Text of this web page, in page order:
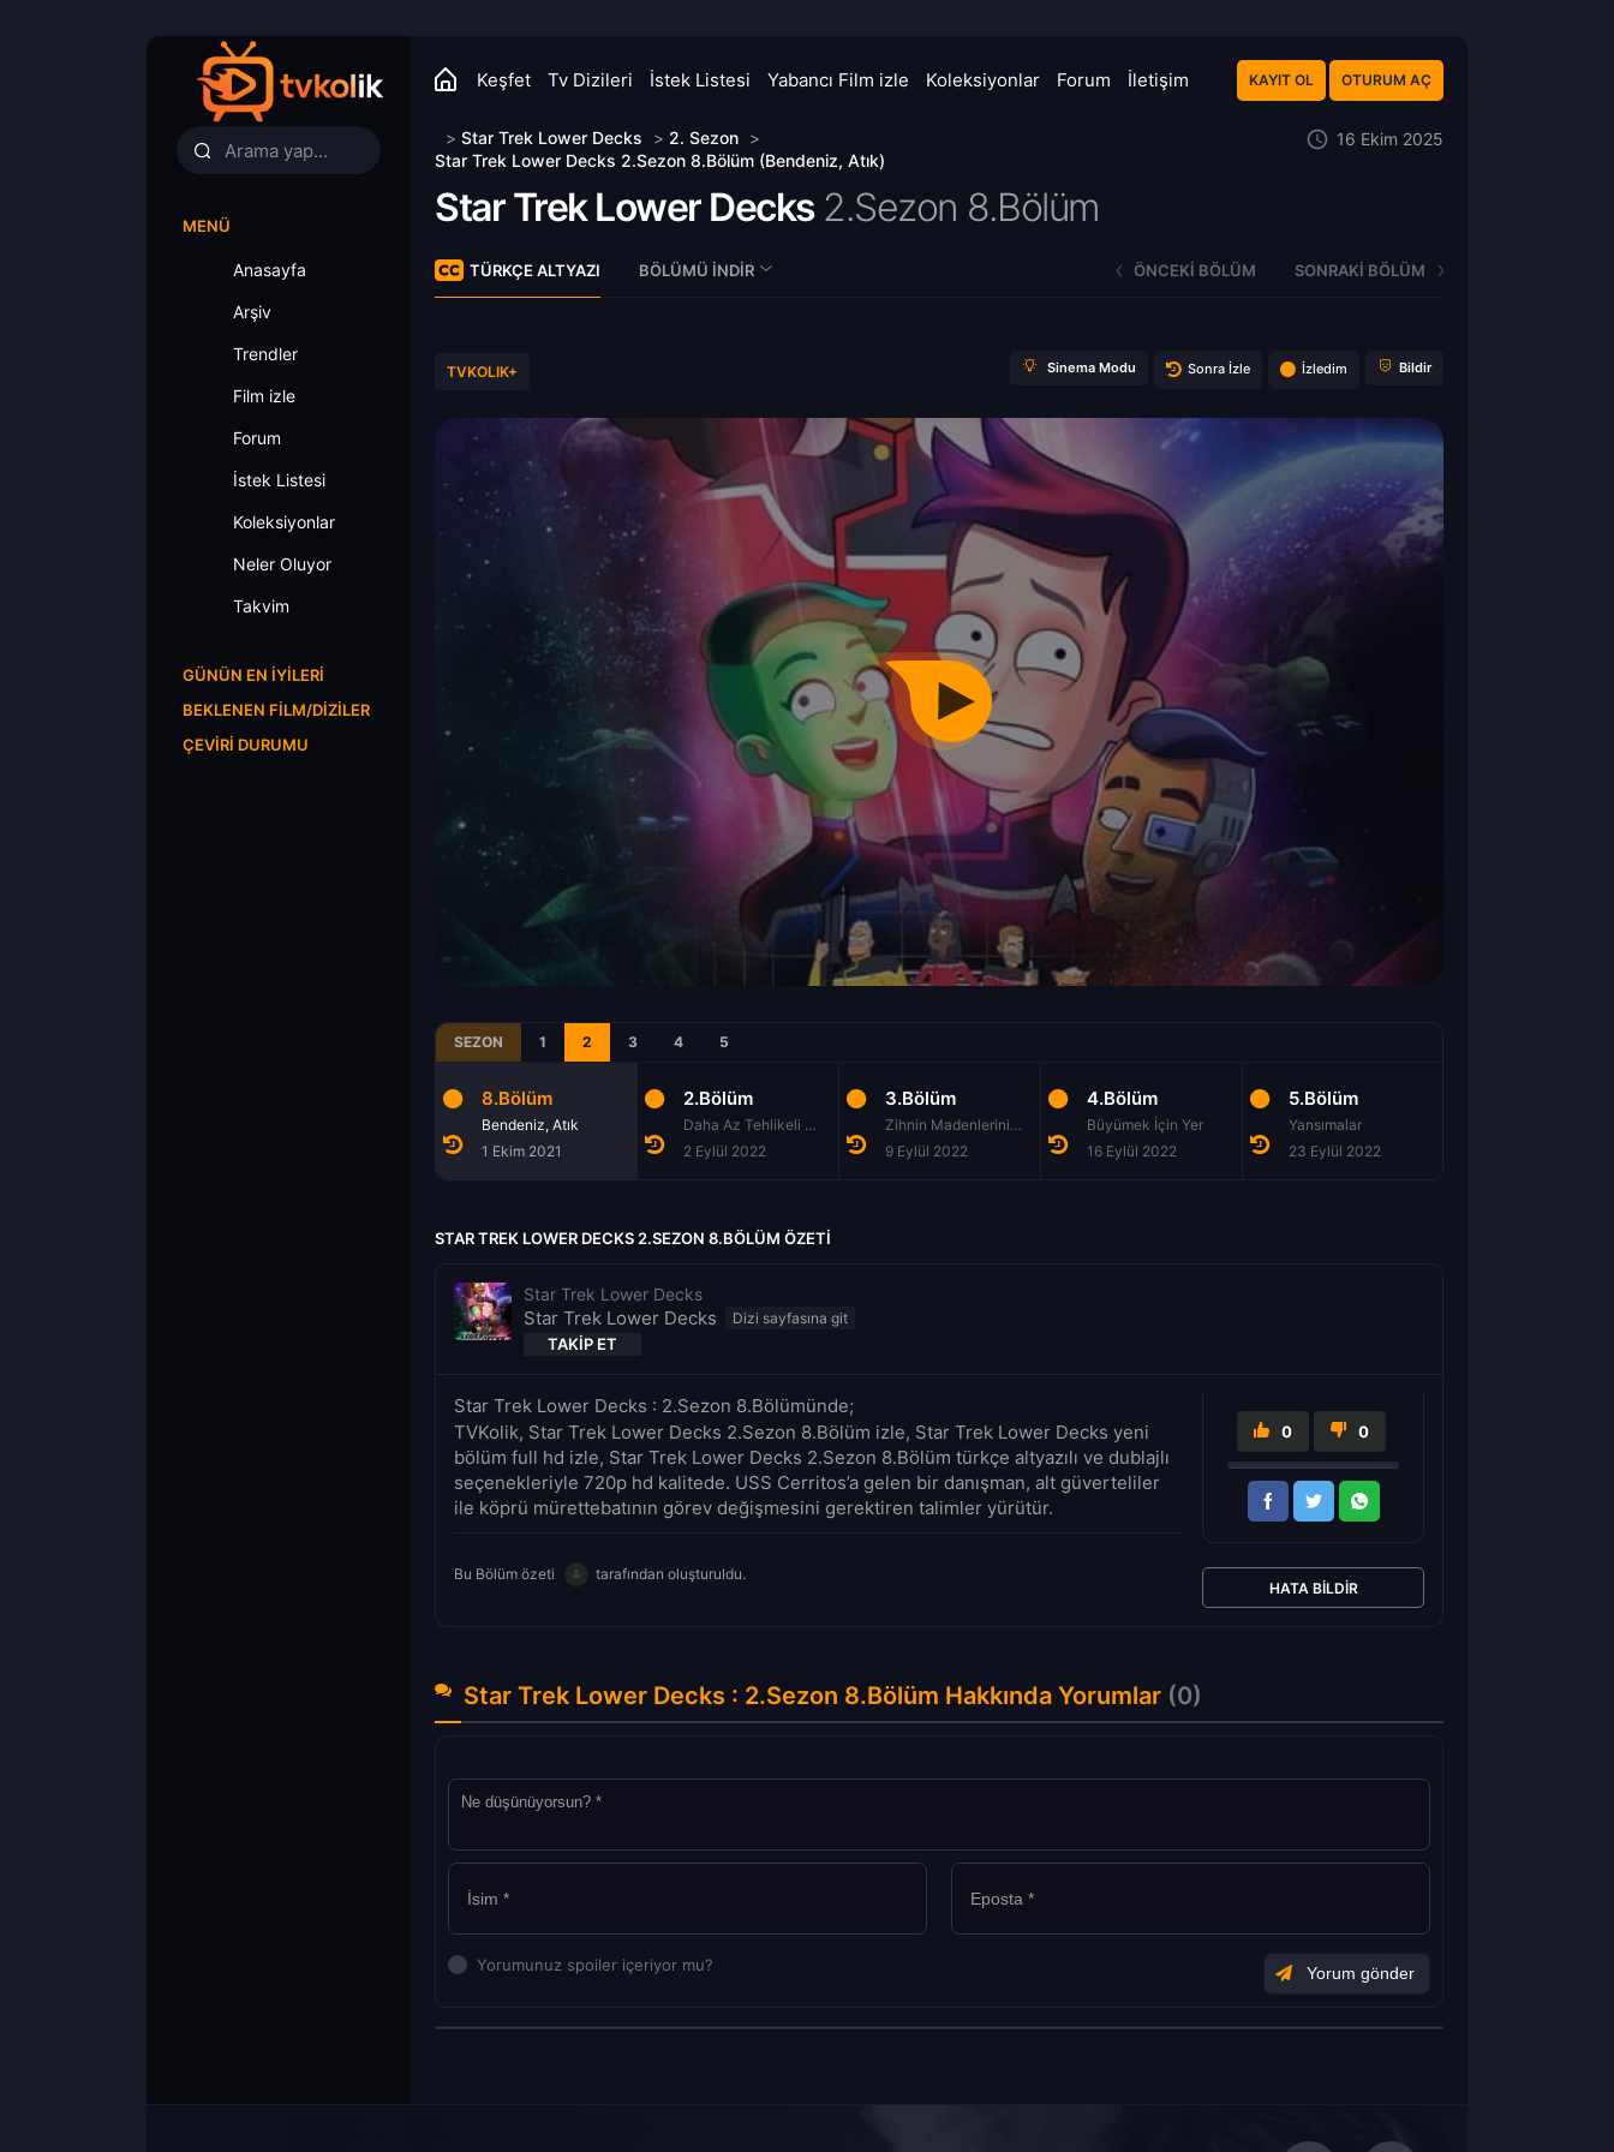
Keşfet Tv Dizileri İstek Listesi Yabancı Film izle Koleksiyonlar Forum İletişim KAYIT OL OTURUM AÇ
MENÜ
Anasayfa
Arşiv
Trendler
Film izle
Forum
İstek Listesi
Koleksiyonlar
Neler Oluyor
Takvim
GÜNÜN EN İYILERI
BEKLENEN FILM/DIZILER
ÇEVIRI DURUMU
> Star Trek Lower Decks > 2. Sezon >
Star Trek Lower Decks 2.Sezon 8.Bölüm (Bendeniz, Atık)
16 Ekim 2025
Star Trek Lower Decks 2.Sezon 8.Bölüm
TÜRKÇE ALTYAZI BÖLÜMÜ İNDIR ÖNCEKI BÖLÜM SONRAKI BÖLÜM
TVKOLIK+ Sinema Modu Sonra İzle İzledim Bildir
SEZON 1 2 3 4 5
8.Bölüm
Bendeniz, Atık
1 Ekim 2021
2.Bölüm
Daha Az Tehlikeli Oyun
2 Eylül 2022
3.Bölüm
Zihnin Madenlerini Çıkarmak
9 Eylül 2022
4.Bölüm
Büyümek İçin Yer
16 Eylül 2022
5.Bölüm
Yansımalar
23 Eylül 2022
STAR TREK LOWER DECKS 2.SEZON 8.BÖLÜM ÖZETI
Star Trek Lower Decks
Star Trek Lower Decks
TAKIP ET
Star Trek Lower Decks : 2.Sezon 8.Bölümünde;
TVKolik, Star Trek Lower Decks 2.Sezon 8.Bölüm izle, Star Trek Lower Decks yeni
bölüm full hd izle, Star Trek Lower Decks 2.Sezon 8.Bölüm türkçe altyazılı ve dublajlı
seçenekleriyle 720p hd kalitede. USS Cerritos’a gelen bir danışman, alt güverteliler
ile köprü mürettebatının görev değişmesini gerektiren talimler yürütür.
Bu Bölüm özeti tarafından oluşturuldu.
0 0
HATA BILDIR
Star Trek Lower Decks : 2.Sezon 8.Bölüm Hakkında Yorumlar (0)
Yorumunuz spoiler içeriyor mu?